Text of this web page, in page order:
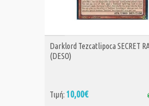
ΑΓΟΡΑ
Darklord Tezcatlipoca SECRET
(DESO)
Τιμή: 10,00€